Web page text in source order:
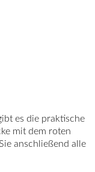
es die praktische
mit dem roten
anschließend alle